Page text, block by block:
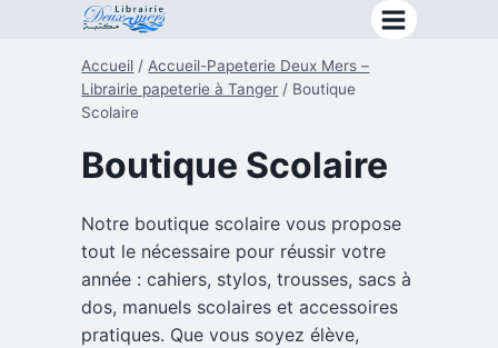
Accueil / Accueil-Papeterie Deux Mers –
Librairie papeterie à Tanger / Boutique
Scolaire
Boutique Scolaire
Notre boutique scolaire vous propose
tout le nécessaire pour réussir votre
année : cahiers, stylos, trousses, sacs à
dos, manuels scolaires et accessoires
pratiques. Que vous soyez élève,